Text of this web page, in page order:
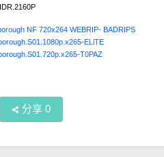
NF 720x264 WEBRIP- BADRIPS
ELiTE
T0PAZ
分享 0